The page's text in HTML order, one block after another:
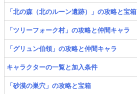
「北の森（北のルーン遺跡）」の攻略と宝箱
「ツリーフォーク村」の攻略と仲間キャラ
「グリュン伯領」の攻略と仲間キャラ
キャラクターの一覧と加入条件
「砂漠の巣穴」の攻略と宝箱